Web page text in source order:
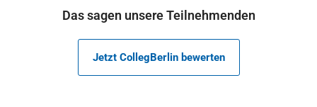
Das sagen unsere Teilnehmenden
Jetzt CollegBerlin bewerten